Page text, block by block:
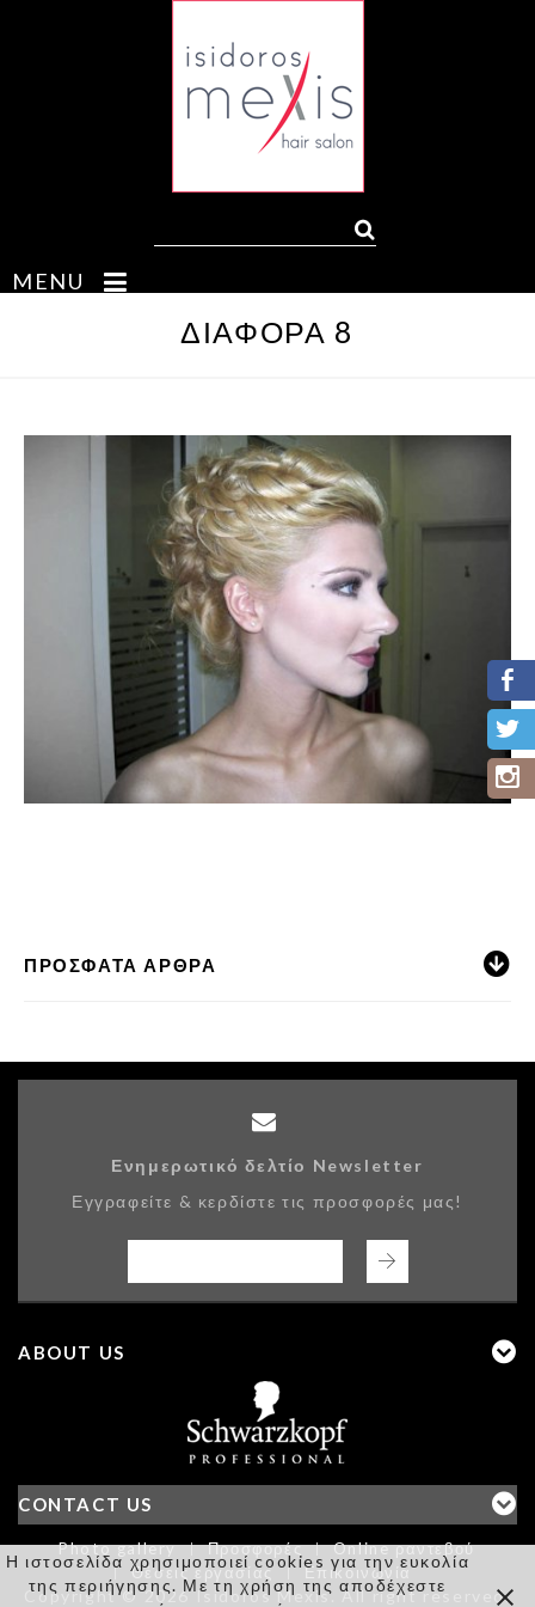
MENU
ΔΙΆΦΟΡΑ 8
ΠΡΌΣΦΑΤΑ ΆΡΘΡΑ
Ενημερωτικό δελτίο Newsletter
Εγγραφείτε & κερδίστε τις προσφορές μας!
ABOUT US
CONTACT US
Photo gallery Προσφορές
Online ραντεβού
Θέσεις εργασίας
Επικοινωνία
Copyright © 2026 Isidoros Mexis. All right reserved.
Η ιστοσελίδα χρησιμοποιεί cookies για την ευκολία
της περιήγησης. Με τη χρήση της αποδέχεστε